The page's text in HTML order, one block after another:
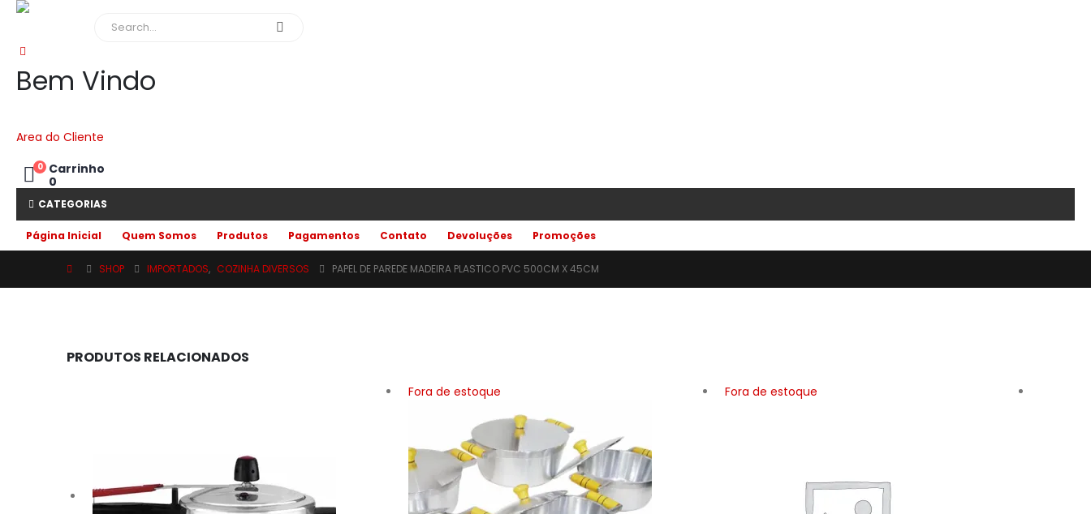
Bem Vindo
Area do Cliente
0 Carrinho
0
CATEGORIAS
Página Inicial Quem Somos Produtos Pagamentos Contato Devoluções Promoções
SHOP IMPORTADOS, COZINHA DIVERSOS PAPEL DE PAREDE MADEIRA PLASTICO PVC 500CM X 45CM
PRODUTOS RELACIONADOS
Fora de estoque Fora de estoque